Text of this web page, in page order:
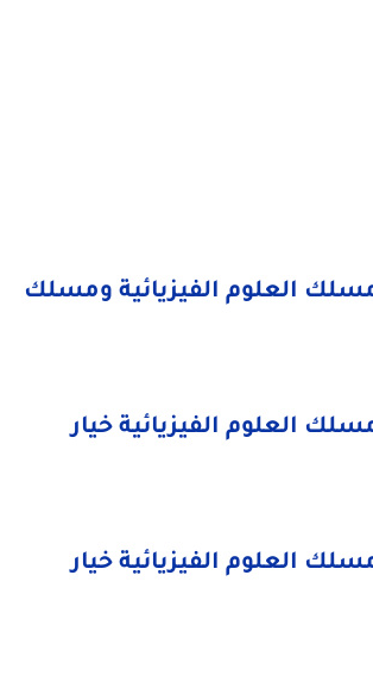
العلوم الفيزيائية ومسلك
العلوم الفيزيائية خيار
العلوم الفيزيائية خيار